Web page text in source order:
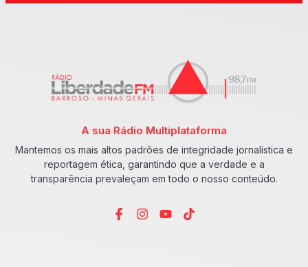
A sua Rádio Multiplataforma
Mantemos os mais altos padrões de integridade jornalística e
reportagem ética, garantindo que a verdade e a
transparência prevaleçam em todo o nosso conteúdo.